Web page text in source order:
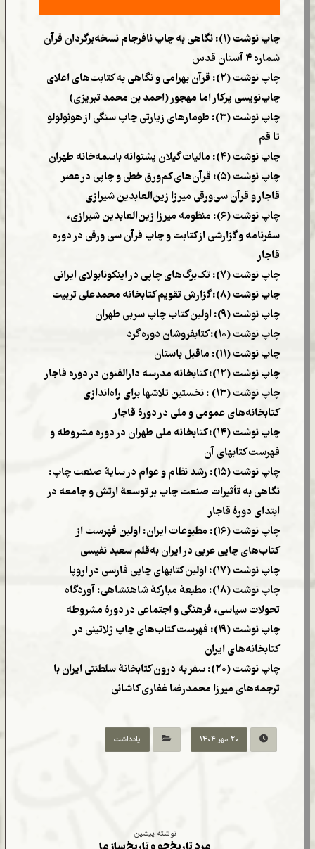
چاپ نوشت (۱): نگاهی به چاپ نافرجام نسخه‌برگردان قرآن
شماره ۴ آستان قدس
چاپ نوشت (۲): قرآن بهرامی و نگاهی به کتابت‌های اعلای
چاپ‌نویسی پرکار اما مهجور (احمد بن محمد تبریزی)
چاپ نوشت (۳): طومارهای زیارتی چاپ سنگی از هونولولو
تا قم
چاپ نوشت (۴): مالیات گیلان پشتوانه باسمه‌خانه طهران
چاپ نوشت (۵): قرآن‌های کم‌ورق خطی و چاپی در عصر
قاجار و قرآن سی‌ورقی میرزا زین‌العابدین شیرازی
چاپ نوشت (۶): منظومه میرزا زین‌العابدین شیرازی،
سفرنامه و گزارشی از کتابت و چاپ قرآن سی ورقی در دوره
قاجار
چاپ نوشت (۷): تک‌برگ‌های چاپی در اینکونابولای ایرانی
چاپ نوشت (۸): گزارش تقویم کتابخانه محمدعلی تربیت
چاپ نوشت (۹): اولین کتاب چاپ سربی طهران
چاپ نوشت (۱۰): کتابفروشان دوره گرد
چاپ نوشت (۱۱): ماقبل باستان
چاپ نوشت (۱۲): کتابخانه مدرسه دارالفنون در دوره قاجار
چاپ نوشت (۱۳) : نخستین تلاشها برای راه‌اندازی
کتابخانه‌های عمومی و ملی در دورۀ قاجار
چاپ نوشت (۱۴): کتابخانه ملی طهران در دوره مشروطه و
فهرست کتابهای آن
چاپ نوشت (۱۵): رشد نظام و عوام در سایۀ صنعت چاپ:
نگاهی به تأثیرات صنعت چاپ بر توسعۀ ارتش و جامعه در
ابتدای دورۀ قاجار
چاپ نوشت (۱۶): مطبوعات ایران: اولین فهرست از
کتاب‌های چاپی عربی در ایران به‌قلم سعید نفیسی
چاپ نوشت (۱۷): اولین کتابهای چاپی فارسی در اروپا
چاپ نوشت (۱۸): مطبعۀ مبارکۀ شاهنشاهی: آوردگاه
تحولات سیاسی، فرهنگی و اجتماعی در دورۀ مشروطه
چاپ نوشت (۱۹): فهرست کتاب‌های چاپ ژلاتینی در
کتابخانه‌های ایران
چاپ نوشت (۲۰): سفر به درون کتابخانۀ سلطنتی ایران با
ترجمه‌های میرزا محمدرضا غفاری کاشانی
۲۰ مهر ۱۴۰۴ یادداشت
نوشته پیشین